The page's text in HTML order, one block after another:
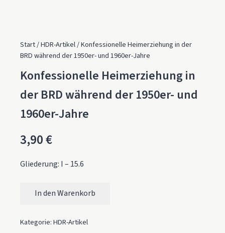
Start/HDR-Artikel/ Konfessionelle Heimerziehung in der
BRD während der 1950er- und 1960er-Jahre
Konfessionelle Heimerziehung in
der BRD während der 1950er- und
1960er-Jahre
3,90€
Gliederung: I – 15.6
Konfessionelle Heimerziehung in der BRD während der
In den Warenkorb
Kategorie:HDR-Artikel